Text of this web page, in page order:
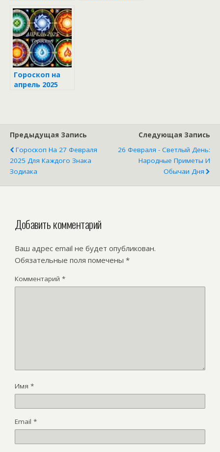
зодиака
Гороскоп на
апрель 2025
Предыдущая Запись
Гороскоп На 27 Февраля
2025 Для Каждого Знака
Зодиака
Следующая Запись
26 Февраля - Светлый День:
Народные Приметы И
Обычаи Дня
Добавить комментарий
Ваш адрес email не будет опубликован.
Обязательные поля помечены *
Комментарий *
Имя *
Email *